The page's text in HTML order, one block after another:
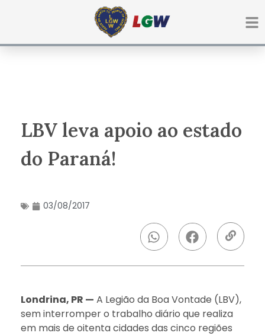
LBV leva apoio ao estado
do Paraná!
03/08/2017
Londrina, PR — A Legião da Boa Vontade (LBV),
sem interromper o trabalho diário que realiza
em mais de oitenta cidades das cinco regiões